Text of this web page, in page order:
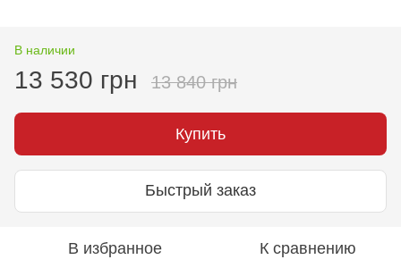
В наличии
13 530 грн 13 840 грн
Купить
Быстрый заказ
В избранное К сравнению